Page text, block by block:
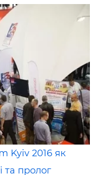
Kyiv 2016 як
та пролог